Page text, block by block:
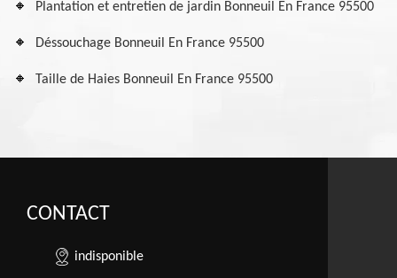
Plantation et entretien de jardin Bonneuil En France 95500
Déssouchage Bonneuil En France 95500
Taille de Haies Bonneuil En France 95500
CONTACT
indisponible